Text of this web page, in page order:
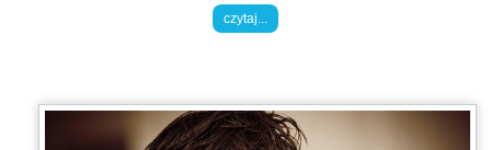
czytaj...